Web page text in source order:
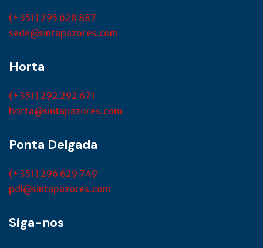
(+351) 295 628 887
sede@sintapazores.com
Horta
(+351) 292 292 671
horta@sintapazores.com
Ponta Delgada
(+351) 296 629 749
pdl@sintapazores.com
Siga-nos